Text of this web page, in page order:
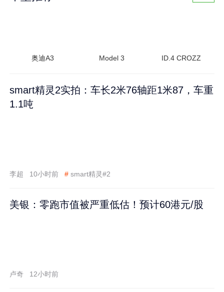
奥迪A3 Model 3 ID.4 CROZZ
smart精灵2实拍：车长2米76轴距1米87，车重
1.1吨
李超 10小时前 # smart精灵#2
美银：零跑市值被严重低估！预计60港元/股
卢奇 12小时前